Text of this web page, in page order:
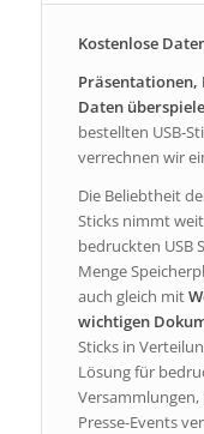
Kostenlose
Präsentationen,
Daten
bestellten USB-
verrechnen wir
Die Beliebtheit
Sticks nimmt
bedruckten USB
Menge
auch gleich mit
wichtigen
Sticks in
Lösung für
Presse-Events